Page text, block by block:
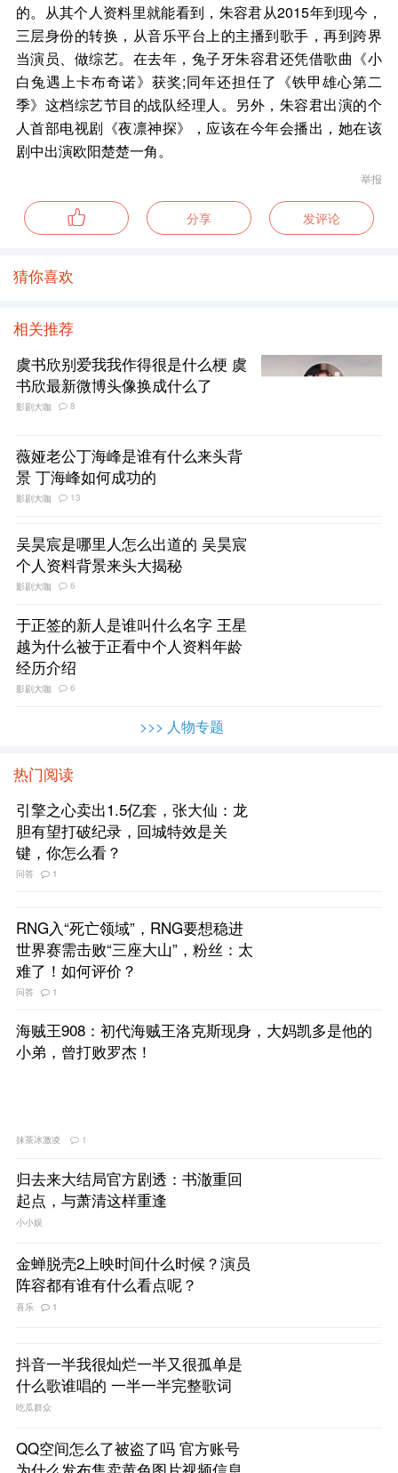
的。从其个人资料里就能看到，朱容君从2015年到现今，
三层身份的转换，从音乐平台上的主播到歌手，再到跨界
当演员、做综艺。在去年，兔子牙朱容君还凭借歌曲《小
白兔遇上卡布奇诺》获奖;同年还担任了《铁甲雄心第二
季》这档综艺节目的战队经理人。另外，朱容君出演的个
人首部电视剧《夜凛神探》，应该在今年会播出，她在该
剧中出演欧阳楚楚一角。
举报
分享 发评论
猜你喜欢
相关推荐
虞书欣别爱我我作得很是什么梗 虞
书欣最新微博头像换成什么了
影剧大咖 8
薇娅老公丁海峰是谁有什么来头背
景 丁海峰如何成功的
影剧大咖 13
吴昊宸是哪里人怎么出道的 吴昊宸
个人资料背景来头大揭秘
于正签的新人是谁叫什么名字 王星
越为什么被于正看中个人资料年龄
经历介绍
>>> 人物专题
热门阅读
引擎之心卖出1.5亿套，张大仙：龙
胆有望打破纪录，回城特效是关
键，你怎么看？
RNG入“死亡领域”，RNG要想稳进
世界赛需击败“三座大山”，粉丝：太
难了！如何评价？
海贼王908：初代海贼王洛克斯现身，大妈凯多是他的
小弟，曾打败罗杰！
归去来大结局官方剧透：书澈重回
起点，与萧清这样重逢
金蝉脱壳2上映时间什么时候？演员
阵容都有谁有什么看点呢？
抖音一半我很灿烂一半又很孤单是
什么歌谁唱的 一半一半完整歌词
QQ空间怎么了被盗了吗 官方账号